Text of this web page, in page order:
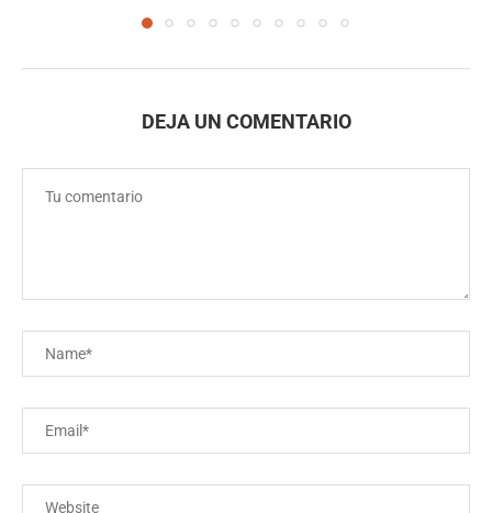
DEJA UN COMENTARIO